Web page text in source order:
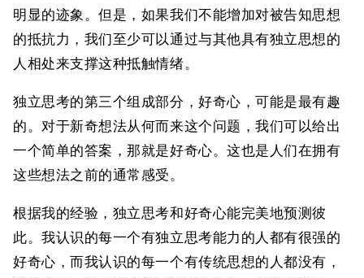
明显的迹象。但是，如果我们不能增加对被告知思想
的抵抗力，我们至少可以通过与其他具有独立思想的
人相处来支撑这种抵触情绪。
独立思考的第三个组成部分，好奇心，可能是最有趣
的。对于新奇想法从何而来这个问题，我们可以给出
一个简单的答案，那就是好奇心。这也是人们在拥有
这些想法之前的通常感受。
根据我的经验，独立思考和好奇心能完美地预测彼
此。我认识的每一个有独立思考能力的人都有很强的
好奇心，而我认识的每一个有传统思想的人都没有，